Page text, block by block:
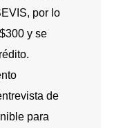
por lo
y se
de
para